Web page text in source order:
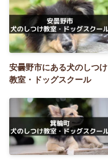
安曇野市にある犬のしつけ
教室・ドッグスクール